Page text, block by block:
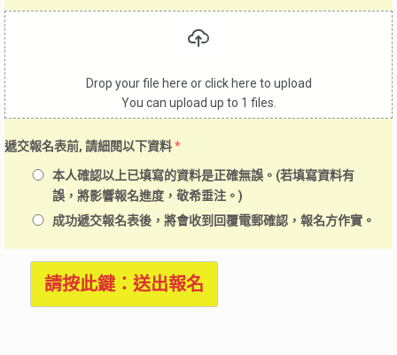
Drop your file here or click here to upload
You can upload up to 1 files.
遞交報名表前, 請細閱以下資料*
本人確認以上已填寫的資料是正確無誤。(若填寫資料有
誤，將影響報名進度，敬希垂注。)
成功遞交報名表後，將會收到回覆電郵確認，報名方作實。
請按此鍵：送出報名